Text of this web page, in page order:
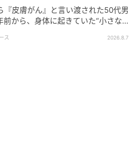
カラーには、本格的なバーガ
『皮膚がん』と言い渡された50代男
から、身体に起きていた“小さな異
ス 2026.8.7